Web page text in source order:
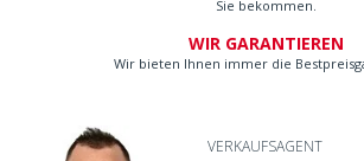
Sie bekommen.
WIR GARANTIEREN
Wir bieten Ihnen immer die
VERKAUFSAGENT